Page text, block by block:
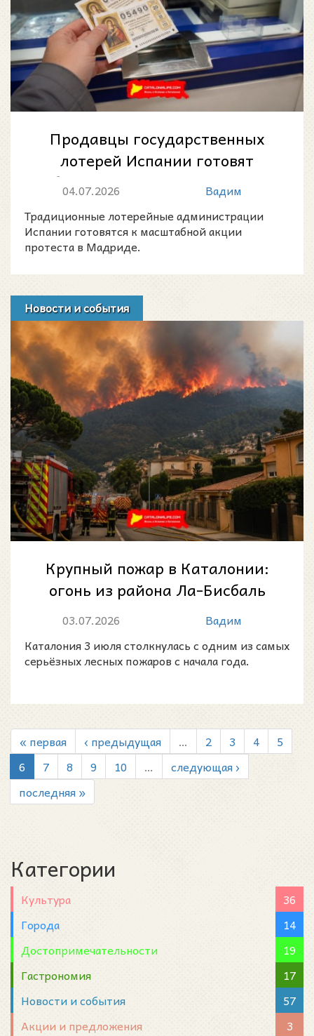
Продавцы государственных
лотерей Испании готовят
общенациональный протест в
04.07.2026
Вадим
Традиционные лотерейные администрации
Испании готовятся к масштабной акции
протеста в Мадриде.
Новости и события
Крупный пожар в Каталонии:
огонь из района Ла-Бисбаль
дошёл до массива Гаваррес и
затронул...
03.07.2026
Вадим
Каталония 3 июля столкнулась с одним из самых
серьёзных лесных пожаров с начала года.
« первая ‹ предыдущая … 2 3 4
5
6
7 8 9 10 …
следующая ›
последняя »
Категории
Культура
36
Города
14
Достопримечательности
19
Гастрономия
17
Новости и события
57
Акции и предложения
3